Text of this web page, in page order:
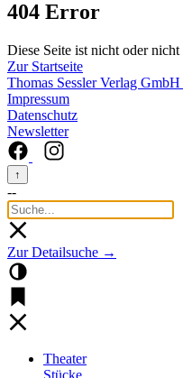
404 Error
Diese Seite ist nicht oder
Zur Startseite
Thomas Sessler Verlag
Impressum
Datenschutz
Newsletter
↑
--
Zur Detailsuche →
Theater
Stücke